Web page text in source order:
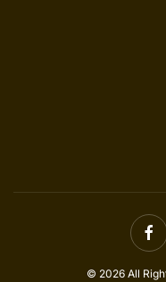
© 2026 All